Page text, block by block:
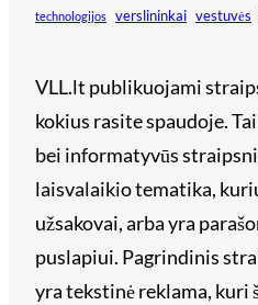
technologijos verslininkai vestuvės
VLL.lt publikuojami
kokius rasite spaudoje.
bei informatyvūs
laisvalaikio tematika,
užsakovai, arba yra
puslapiui. Pagrindinis
yra tekstinė reklama, kuri